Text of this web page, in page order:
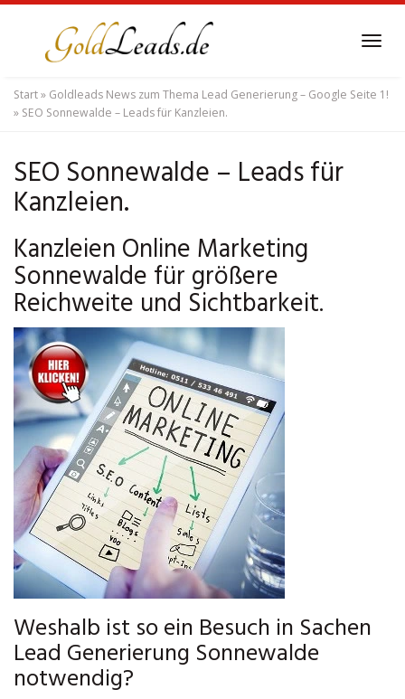
content
Start» Goldleads News zum Thema Lead Generierung – Google Seite 1!
» SEO Sonnewalde – Leads für Kanzleien.
SEO Sonnewalde – Leads für
Kanzleien.
Kanzleien Online Marketing
Sonnewalde für größere
Reichweite und Sichtbarkeit.
Weshalb ist so ein Besuch in Sachen
Lead Generierung Sonnewalde
notwendig?